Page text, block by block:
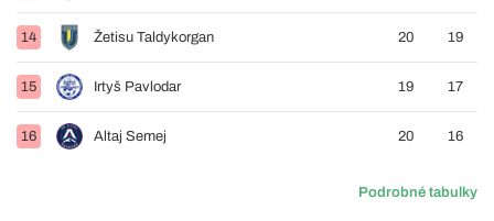
14 Žetisu Taldykorgan 20 19
15 Irtyš Pavlodar 19 17
16 Altaj Semej 20 16
Podrobné tabulky